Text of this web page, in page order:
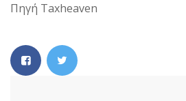
Πηγή Taxheaven